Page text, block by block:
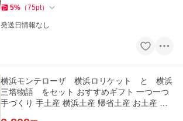
5% （75pt）
発送日情報なし
横浜モンテローザ 横浜ロリケット と 横浜
三塔物語 をセット おすすめギフト 一つ一つ
手づくり 手土産 横浜土産 帰省土産 お土産 プ